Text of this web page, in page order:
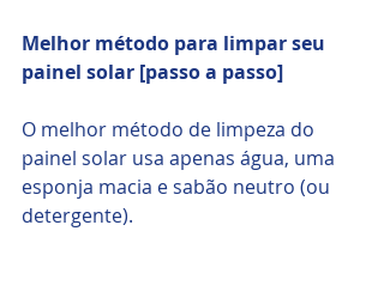
Melhor método para limpar seu
painel solar [passo a passo]
O melhor método de limpeza do
painel solar usa apenas água, uma
esponja macia e sabão neutro (ou
detergente).